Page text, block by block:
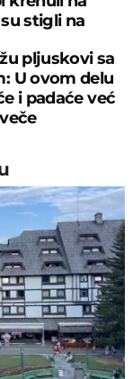
stigli na
pljuskovi sa
U ovom delu
i padaće već